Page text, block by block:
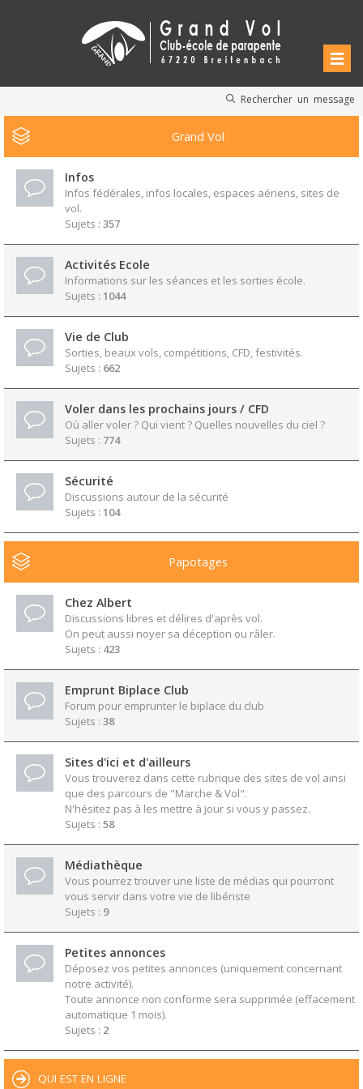
Rechercher un message
Grand Vol
Infos
Infos fédérales, infos locales, espaces aériens, sites de
vol.
Sujets : 357
Activités Ecole
Informations sur les séances et les sorties école.
Sujets : 1044
Vie de Club
Sorties, beaux vols, compétitions, CFD, festivités.
Sujets : 662
Voler dans les prochains jours / CFD
Où aller voler ? Qui vient ? Quelles nouvelles du ciel ?
Sujets : 774
Sécurité
Discussions autour de la sécurité
Sujets : 104
Papotages
Chez Albert
Discussions libres et délires d'après vol.
On peut aussi noyer sa déception ou râler.
Sujets : 423
Emprunt Biplace Club
Forum pour emprunter le biplace du club
Sujets : 38
Sites d'ici et d'ailleurs
Vous trouverez dans cette rubrique des sites de vol ainsi
que des parcours de "Marche & Vol".
N'hésitez pas à les mettre à jour si vous y passez.
Sujets : 58
Médiathèque
Vous pourrez trouver une liste de médias qui pourront
vous servir dans votre vie de libériste
Sujets : 9
Petites annonces
Déposez vos petites annonces (uniquement concernant
notre activité).
Toute annonce non conforme sera supprimée (effacement
automatique 1 mois).
Sujets : 2
QUI EST EN LIGNE